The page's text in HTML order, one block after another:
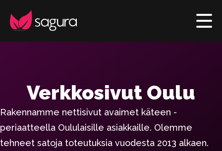
Verkkosivut Oulu
Rakennamme nettisivut avaimet käteen -
periaatteella Oululaisille asiakkaille. Olemme
tehneet satoja toteutuksia vuodesta 2013 alkaen.